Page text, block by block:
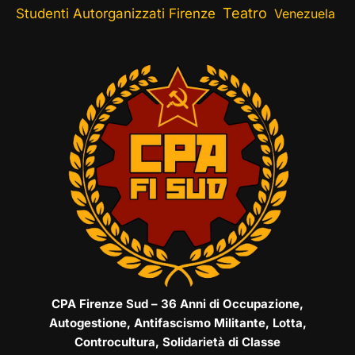
Studenti Autorganizzati Firenze Teatro Venezuela
CPA Firenze Sud – 36 Anni di Occupazione,
Autogestione, Antifascismo Militante, Lotta,
Controcultura, Solidarietà di Classe